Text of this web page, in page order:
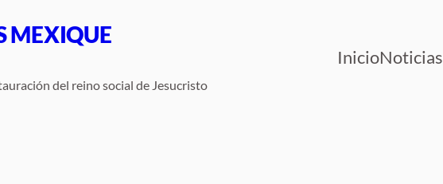
MEXIQUE
del reino social de Jesucristo
InicioNoticias